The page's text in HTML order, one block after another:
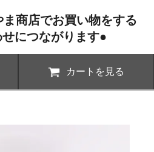
商店でお買い物をする
につながります●
カートを見る